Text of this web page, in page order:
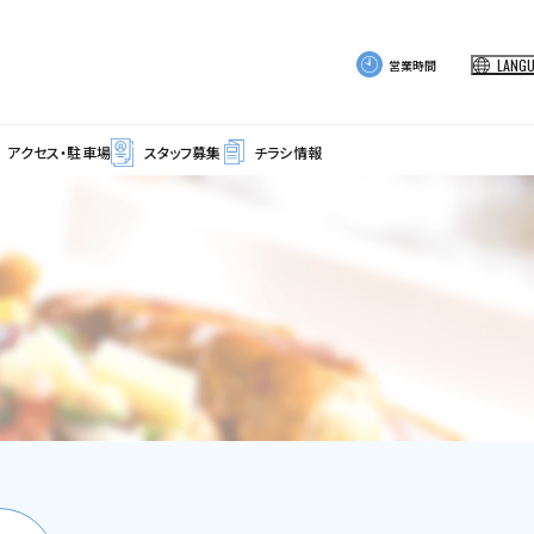
営業時間
アクセス・駐車場 スタッフ募集 チラシ情報